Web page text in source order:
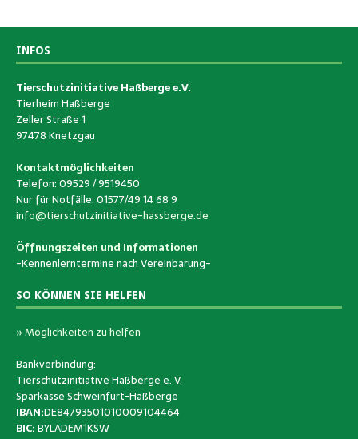
INFOS
Tierschutzinitiative Haßberge e.V.
Tierheim Haßberge
Zeller Straße 1
97478 Knetzgau
Kontaktmöglichkeiten
Telefon: 09529 / 9519450
Nur für Notfälle: 01577/49 14 68 9
info@tierschutzinitiative-hassberge.de
Öffnungszeiten und Informationen
-Kennenlerntermine nach Vereinbarung-
SO KÖNNEN SIE HELFEN
» Möglichkeiten zu helfen
Bankverbindung:
Tierschutzinitiative Haßberge e. V.
Sparkasse Schweinfurt-Haßberge
IBAN:DE84793501010009104464
BIC:BYLADEM1KSW